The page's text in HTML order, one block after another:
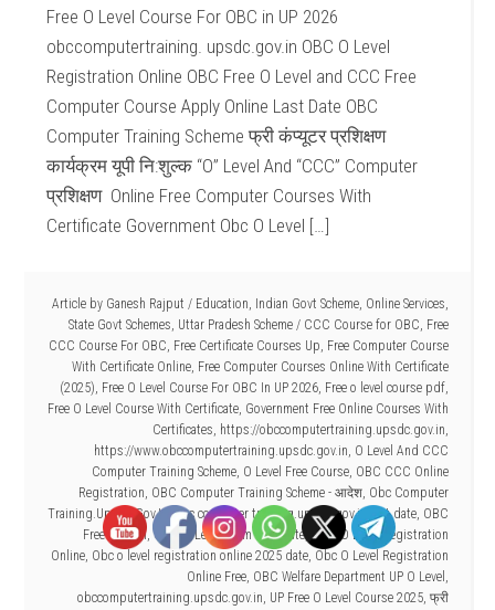
Free O Level Course For OBC in UP 2026
obccomputertraining. upsdc.gov.in OBC O Level
Registration Online OBC Free O Level and CCC Free
Computer Course Apply Online Last Date OBC
Computer Training Scheme फ्री कंप्यूटर प्रशिक्षण
कार्यक्रम यूपी नि:शुल्क “O” Level And “CCC” Computer
प्रशिक्षण Online Free Computer Courses With
Certificate Government Obc O Level […]
Article by Ganesh Rajput / Education, Indian Govt Scheme, Online Services,
State Govt Schemes, Uttar Pradesh Scheme / CCC Course for OBC, Free
CCC Course For OBC, Free Certificate Courses Up, Free Computer Course
With Certificate Online, Free Computer Courses Online With Certificate
(2025), Free O Level Course For OBC In UP 2026, Free o level course pdf,
Free O Level Course With Certificate, Government Free Online Courses With
Certificates, https://obccomputertraining.upsdc.gov.in,
https://www.obccomputertraining.upsdc.gov.in, O Level And CCC
Computer Training Scheme, O Level Free Course, OBC CCC Online
Registration, OBC Computer Training Scheme - आदेश, Obc Computer
Training.Upsdc.Gov.In ,obc computer training.upsdc.gov.in last date, OBC
Free O Level,OBC O Level Form Last Date, OBC O Level Registration
Online, Obc o level registration online 2025 date, Obc O Level Registration
Online Free, OBC Welfare Department UP O Level ,
obccomputertraining.upsdc.gov.in, UP Free O Level Course 2025, फ्री